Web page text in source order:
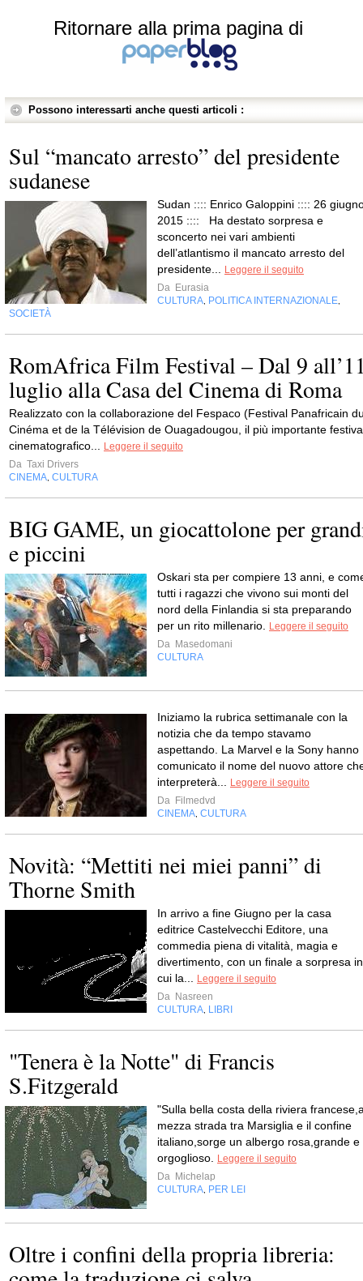
Ritornare alla prima pagina di
Possono interessarti anche questi articoli :
Sul “mancato arresto” del presidente
sudanese
Sudan :::: Enrico Galoppini :::: 26
2015 :::: Ha destato sorpresa e
sconcerto nei vari ambienti
dell’atlantismo il mancato arresto del
presidente...
Leggere il seguito
Da Eurasia
CULTURA POLITICA INTERNAZIONALE
SOCIETÀ
RomAfrica Film Festival – Dal 9
luglio alla Casa del Cinema di Roma
Realizzato con la collaborazione del Fespaco (Festival Panafricain
Cinéma et de la Télévision de Ouagadougou, il più importante
cinematografico...
Leggere il seguito
Da Taxi Drivers
CINEMA CULTURA
BIG GAME, un giocattolone per
e piccini
Oskari sta per compiere 13 anni, e
tutti i ragazzi che vivono sui monti del
nord della Finlandia si sta preparando
per un rito millenario.
Leggere il seguito
Da Masedomani
CULTURA
Iniziamo la rubrica settimanale con la
notizia che da tempo stavamo
aspettando. La Marvel e la Sony hanno
comunicato il nome del nuovo attore
interpreterà...
Leggere il seguito
Da Filmedvd
CINEMA CULTURA
Novità: “Mettiti nei miei panni” di
Thorne Smith
In arrivo a fine Giugno per la casa
editrice Castelvecchi Editore, una
commedia piena di vitalità, magia e
divertimento, con un finale a sorpresa in
cui la...
Leggere il seguito
Da Nasreen
CULTURA LIBRI
"Tenera è la Notte" di Francis
S.Fitzgerald
"Sulla bella costa della riviera
mezza strada tra Marsiglia e il confine
italiano,sorge un albergo rosa,grande e
orgoglioso.
Leggere il seguito
Da Michelap
CULTURA PER LEI
Oltre i confini della propria libreria: